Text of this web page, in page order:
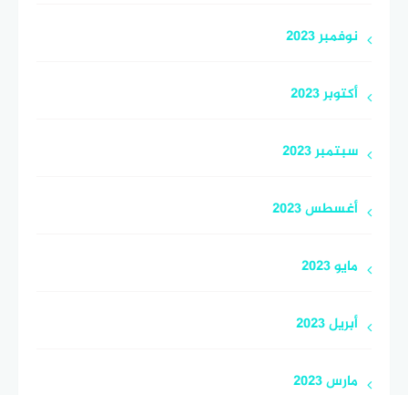
نوفمبر 2023
أكتوبر 2023
سبتمبر 2023
أغسطس 2023
مايو 2023
أبريل 2023
مارس 2023